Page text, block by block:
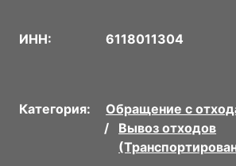
ИНН: 6118011304
Категория:
Обращение с
Вывоз отходов